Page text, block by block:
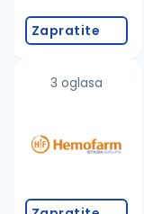
Zapratite
3 oglasa